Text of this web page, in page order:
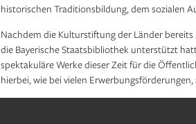
historischen Traditions­bildung, dem sozialen
Nachdem die Kulturstiftung der Länder
die Bayerische Staatsbibliothek unterstützt
spektakuläre Werke dieser Zeit für die
hierbei, wie bei vielen